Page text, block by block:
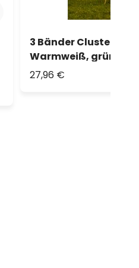
3 Bänder
Warmweiß, grünes
27,96 €